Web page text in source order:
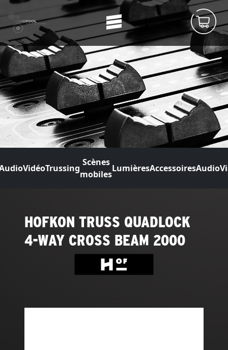
VidéoTrussing
Scènes
mobiles
LumièresAccessoiresAudio
HOFKON TRUSS QUADLOCK
4-WAY CROSS BEAM 2000